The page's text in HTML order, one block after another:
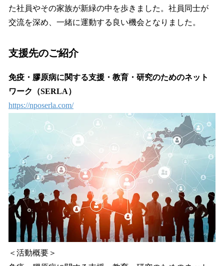
た社員やその家族が新緑の中を歩きました。社員同士が
交流を深め、一緒に運動する良い機会となりました。
支援先のご紹介
免疫・膠原病に関する支援・教育・研究のためのネット
ワーク（SERLA）
https://nposerla.com/
＜活動概要＞